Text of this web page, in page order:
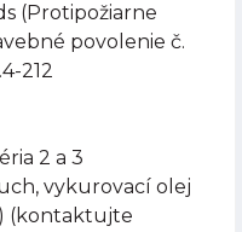
(Protipožiarne
povolenie č.
212
2 a 3
vykurovací olej
(kontaktujte